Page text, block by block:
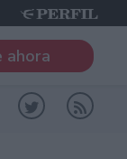
ahora